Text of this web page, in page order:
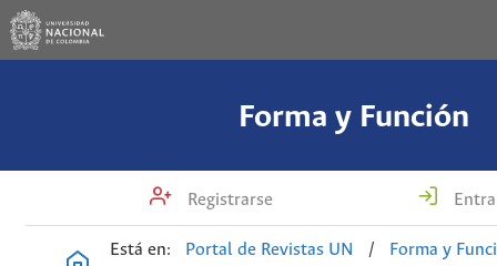
Forma y Función
Registrarse
Está en: Portal de Revistas UN /
Forma y